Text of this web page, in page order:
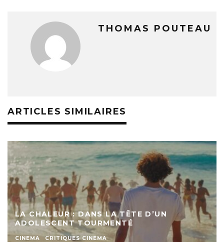
THOMAS POUTEAU
ARTICLES SIMILAIRES
LA CHALEUR : DANS LA TÊTE D’UN
ADOLESCENT TOURMENTÉ
CINEMA CRITIQUES CINEMA